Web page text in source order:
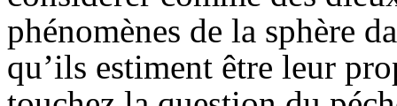
phénomènes de la sphère
qu’ils estiment être leur